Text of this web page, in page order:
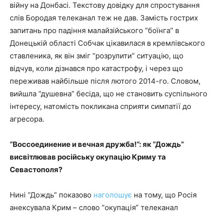
війну на Донбасі. Текстову довідку для спростування
слів Бородая телеканал теж не дав. Замість гострих
запитань про падіння малайзійського “боїнга” в
Донецькій області Собчак цікавилася в кремлівського
ставленика, як він зміг “розрулити” ситуацію, що
відчув, коли дізнався про катастрофу, і через що
переживав найбільше після лютого 2014-го. Словом,
вийшла “душевна” бесіда, що не становить суспільного
інтересу, натомість покликана сприяти симпатії до
агресора.
“Воссоединение и вечная дружба!”: як “Дождь”
висвітлював російську окупацію Криму та
Севастополя?
Нині “Дождь” показово наголошує на тому, що Росія
анексувала Крим – слово “окупація” телеканал